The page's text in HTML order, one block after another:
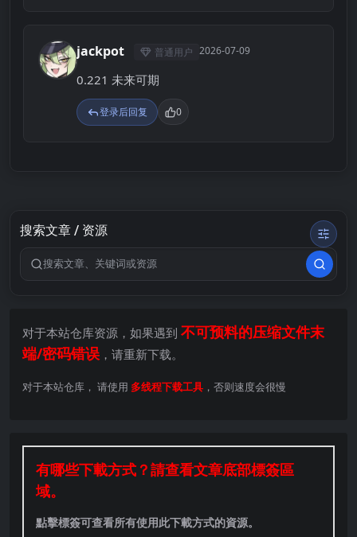
J jackpot 普通用户 2026-07-09
0.221 未来可期
登录后回复 0
搜索文章 / 资源
搜索关键词
对于本站仓库资源，如果遇到 不可预料的压缩文件末
端/密码错误 ，请重新下载。
对于本站仓库， 请使用 多线程下载工具 ，否则速度会很慢
有哪些下載方式？請查看文章底部標簽區
域。
點擊標簽可查看所有使用此下載方式的資源。